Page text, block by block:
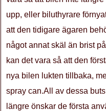
upp, eller biluthyrare
att den tidigare ägaren
något annat skäl än brist
kan det vara så att den
nya bilen lukten tillbaka,
spray can.All av dessa
längre önskar de första